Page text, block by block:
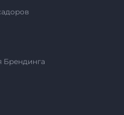
Брендинга